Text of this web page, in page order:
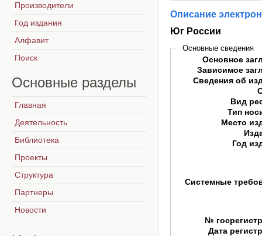
Описание
Юг России
Основные сведения
Основное
Зависимое
Сведения об
Вид
Тип
Место
Год
Системные
№
Дата
Производители
Год издания
Алфавит
Поиск
Основные разделы
Главная
Деятельность
Библиотека
Проекты
Структура
Партнеры
Новости